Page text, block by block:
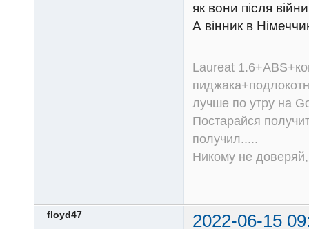
як вони після
А вінник в
Laureat
лучше по утру на
Постарайся
получил.....
Никому не
floyd47 2022-06-15